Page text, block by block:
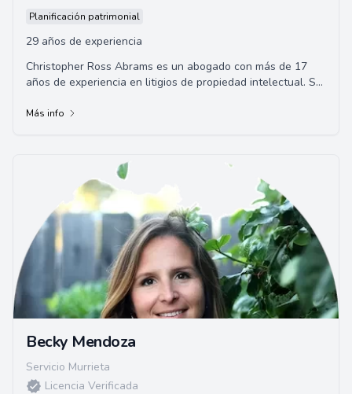
Planificación patrimonial
29 años de experiencia
Christopher Ross Abrams es un abogado con más de 17
años de experiencia en litigios de propiedad intelectual. Su
Más info
Becky Mendoza
Servicio Murrieta
Licencia Verificada